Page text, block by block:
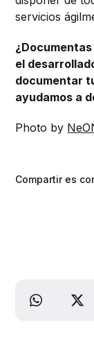
servicios
el
documentar
ayudamos a
Photo by
Compartir es